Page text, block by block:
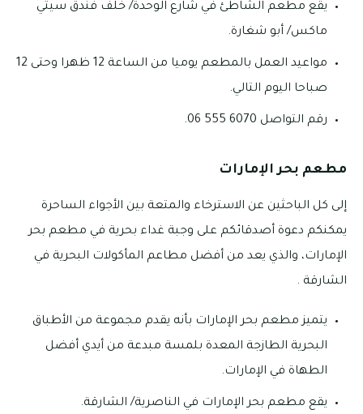
يقع مطعم الشاطئ في شارع الوحدة/ خلف فندق سيتي
ماكس/ أبو شغارة.
مواعيد العمل بالمطعم يوميا من الساعة 12 ظهرا وحتى 12
صباحا اليوم التالي.
رقم التواصل 6070 555 06.
مطعم بحر الإمارات
إلى كل الباحثين عن الاسترخاء والمتعة بين الأجواء الساحرة
يمكنكم دعوة أصدقائكم على وجبة غداء بحرية في مطعم بحر
الإمارات، والذي يعد من أفضل مطاعم المأكولات البحرية في
الشارقة .
يتميز مطعم بحر الإمارات بأنه يقدم مجموعة من الأطباق
البحرية الطازجة المعدة بلمسة مبدعة من أيدي أفضل
الطهاة في الإمارات.
يقع مطعم بحر الإمارات في الناصرية/ الشارقة.